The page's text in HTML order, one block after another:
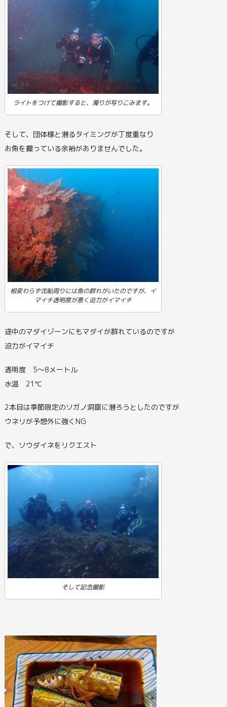
ライトをつけて撮影すると、濁りが写りこみます。
そして、団体様と潜るタイミングが丁度重なり
お魚を撮っている余裕がありませんでした。
相変わらず沈船周りには魚の群れがいたのですが、イ
マイチ透明度が悪く迫力がイマイチ
途中のマダイゾーンにもマダイが群れているのですが
迫力がイマイチ
透明度 5～8メートル
水温 21℃
2本目は季節限定のソガノ洞窟に潜ろうとしたのですが
ウネリが予想外に強くNG
で、ソウダイネをリクエスト
そして記念撮影